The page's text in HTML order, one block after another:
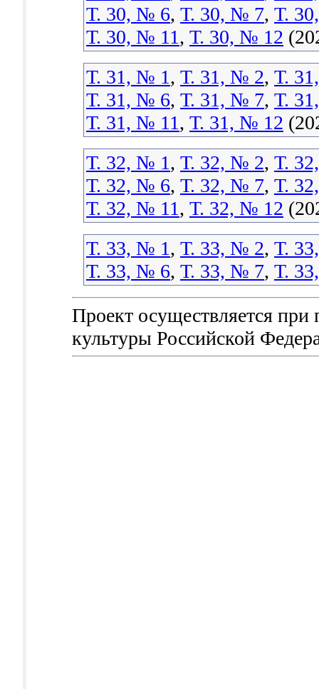
Т. 30, № 6, Т. 30, № 7, Т.
Т. 30, № 11, Т. 30, № 12
Т. 31, № 1, Т. 31, № 2, Т.
Т. 31, № 6, Т. 31, № 7, Т.
Т. 31, № 11, Т. 31, № 12
Т. 32, № 1, Т. 32, № 2, Т.
Т. 32, № 6, Т. 32, № 7, Т.
Т. 32, № 11, Т. 32, № 12
Т. 33, № 1, Т. 33, № 2, Т.
Т. 33, № 6, Т. 33, № 7, Т.
Проект осуществляется
культуры Российской